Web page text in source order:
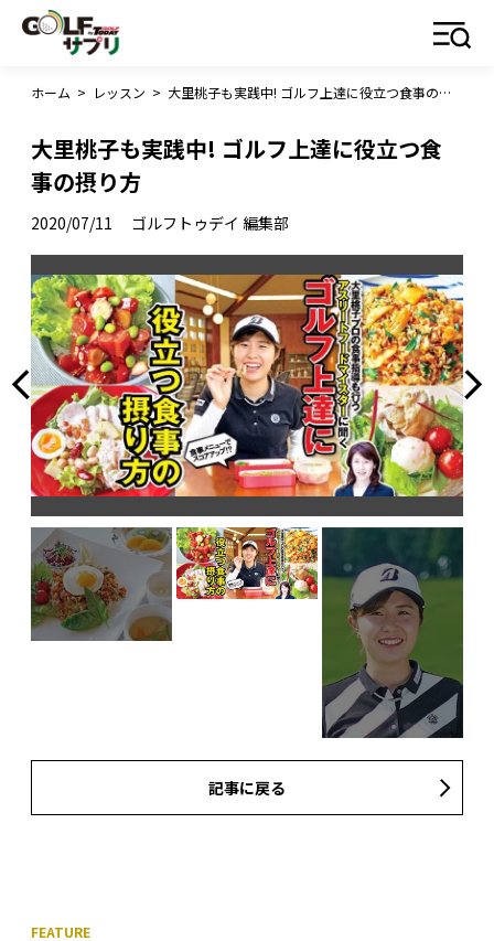
ホーム > レッスン > 大里桃子も実践中! ゴルフ上達に役立つ食事の摂り方
大里桃子も実践中! ゴルフ上達に役立つ食
事の摂り方
2020/07/11 ゴルフトゥデイ 編集部
記事に戻る